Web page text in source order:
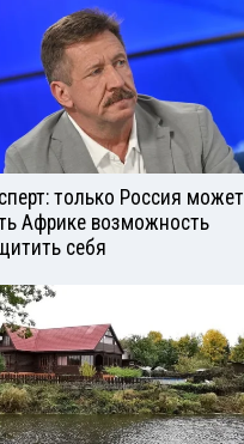
только Россия может
Африке возможность
себя